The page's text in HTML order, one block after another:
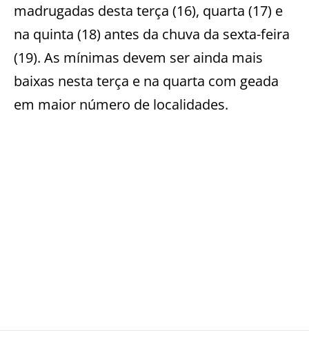
madrugadas desta terça (16), quarta (17) e
na quinta (18) antes da chuva da sexta-feira
(19). As mínimas devem ser ainda mais
baixas nesta terça e na quarta com geada
em maior número de localidades.